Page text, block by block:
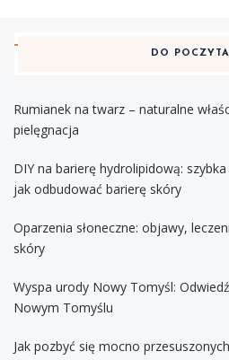
DO
Rumianek na twarz – naturalne
pielęgnacja
DIY na barierę hydrolipidową:
jak odbudować barierę skóry
Oparzenia słoneczne: objawy,
skóry
Wyspa urody Nowy Tomyśl:
Nowym Tomyślu
Jak pozbyć się mocno